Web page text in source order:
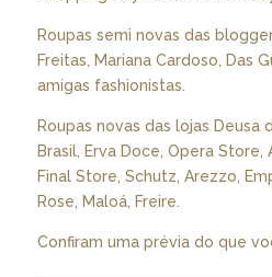
Roupas semi novas das
Freitas, Mariana Cardoso, Das
amigas fashionistas.
Roupas novas das lojas Deusa
Brasil, Erva Doce, Opera
Final Store, Schutz, Arezzo,
Rose, Maloá, Freire.
Confiram uma prévia do que